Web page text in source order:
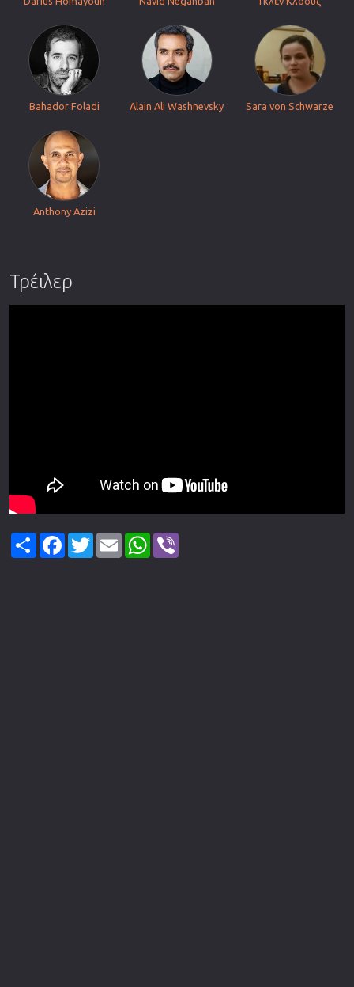
Bahador Foladi Alain Ali Washnevsky Sara von Schwarze
Anthony Azizi
Τρέιλερ
ShareFacebook
TwitterEmail WhatsApp